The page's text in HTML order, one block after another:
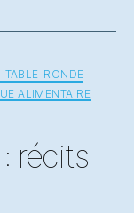
TABLE-RONDE
ALIMENTAIRE
récits